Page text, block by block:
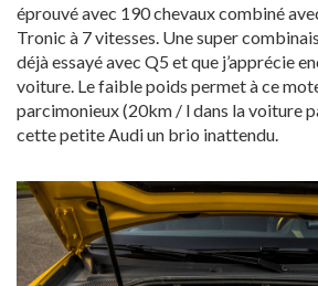
éprouvé avec 190 chevaux combiné
Tronic à 7 vitesses. Une super
déjà essayé avec Q5 et que j’apprécie
voiture. Le faible poids permet à ce
parcimonieux (20km / l dans la voiture
cette petite Audi un brio inattendu.